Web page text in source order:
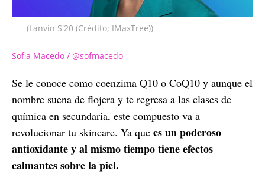
- (Lanvin S'20 (Crédito; IMaxTree))
Sofia Macedo / @sofmacedo
Se le conoce como coenzima Q10 o CoQ10 y aunque el
nombre suena de flojera y te regresa a las clases de
química en secundaria, este compuesto va a
revolucionar tu skincare. Ya que es un poderoso
antioxidante y al mismo tiempo tiene efectos
calmantes sobre la piel.